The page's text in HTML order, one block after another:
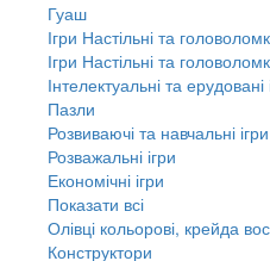
Гуаш
Ігри Настільні та
Ігри Настільні та
Інтелектуальні та ерудовані
Пазли
Розвиваючі та навчальні ігри
Розважальні ігри
Економічні ігри
Показати всі
Олівці кольорові, крейда
Конструктори